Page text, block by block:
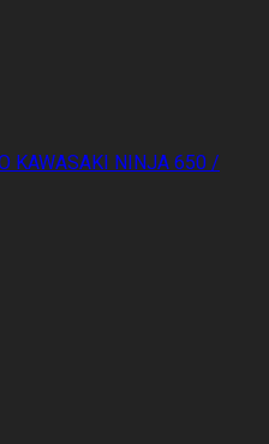
KAWASAKI NINJA 650 /